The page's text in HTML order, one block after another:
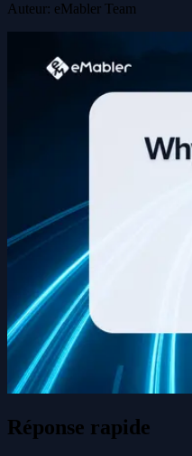
Auteur: eMabler Team
Réponse rapide